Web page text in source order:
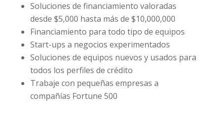
Soluciones de financiamiento valoradas
desde $5,000 hasta más de $10,000,000
Financiamiento para todo tipo de equipos
Start-ups a negocios experimentados
Soluciones de equipos nuevos y usados para
todos los perfiles de crédito
Trabaje con pequeñas empresas a
compañías Fortune 500